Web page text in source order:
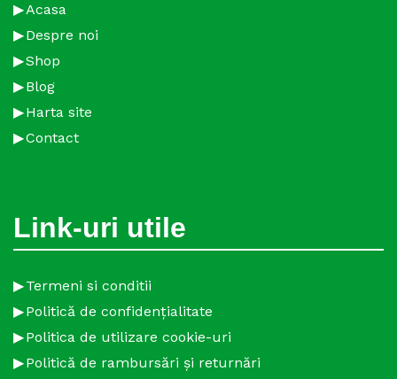
Acasa
Despre noi
Shop
Blog
Harta site
Contact
Link-uri utile
Termeni si conditii
Politică de confidențialitate
Politica de utilizare cookie-uri
Politică de rambursări și returnări